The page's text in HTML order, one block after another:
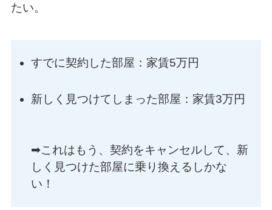
たい。
すでに契約した部屋：家賃5万円
新しく見つけてしまった部屋：家賃3万円
➡︎これはもう、契約をキャンセルして、新
しく見つけた部屋に乗り換えるしかな
い！